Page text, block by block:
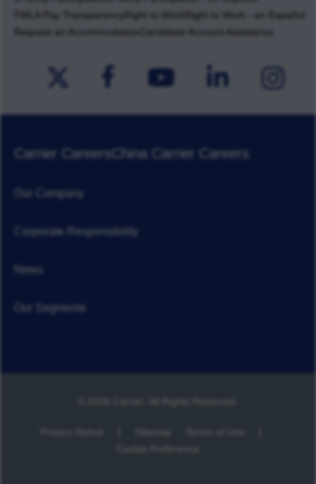
FMLA Pay Transparency
Right to Work
Right to Work - en Español
Request an Accommodation
Candidate Account Assistance
Carrier CareersChina Carrier Careers
Our Company
Corporate Responsibility
News
Our Segments